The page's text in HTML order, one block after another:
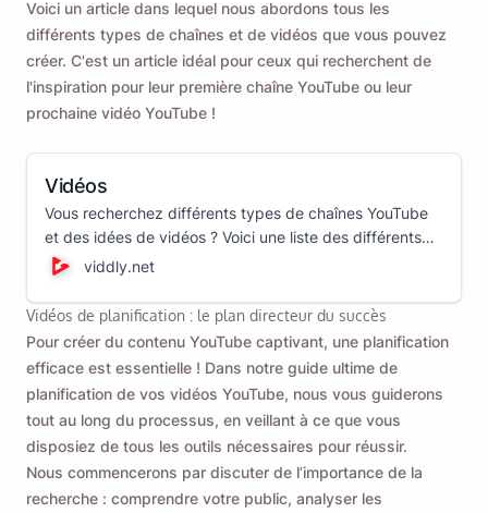
Voici un article dans lequel nous abordons tous les
différents types de chaînes et de vidéos que vous pouvez
créer. C'est un article idéal pour ceux qui recherchent de
l'inspiration pour leur première chaîne YouTube ou leur
prochaine vidéo YouTube !
Vidéos
Vous recherchez différents types de chaînes YouTube
et des idées de vidéos ? Voici une liste des différents
types de vidéos que vous pouvez créer pour gérer une
viddly.net
Vidéos de planification : le plan directeur du succès
Pour créer du contenu YouTube captivant, une planification
efficace est essentielle ! Dans notre guide ultime de
planification de vos vidéos YouTube, nous vous guiderons
tout au long du processus, en veillant à ce que vous
disposiez de tous les outils nécessaires pour réussir.
Nous commencerons par discuter de l’importance de la
recherche : comprendre votre public, analyser les